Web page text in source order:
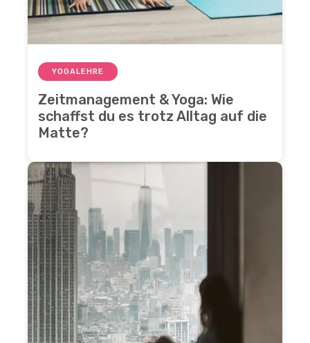
YOGALEHRE
Zeitmanagement & Yoga: Wie
schaffst du es trotz Alltag auf die
Matte?